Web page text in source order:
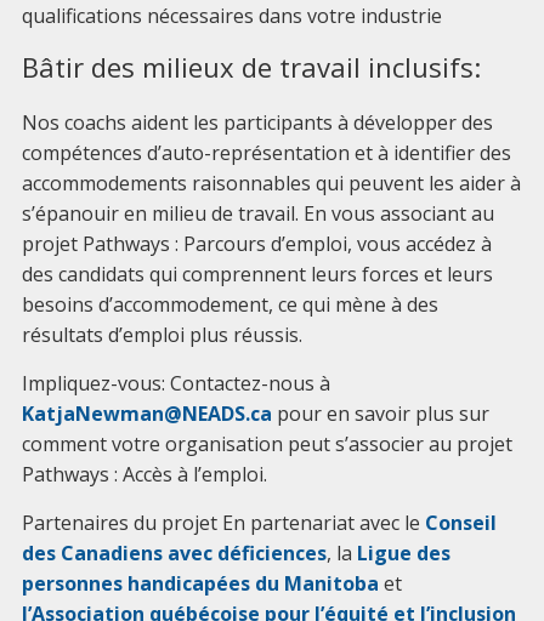
qualifications nécessaires dans votre industrie
Bâtir des milieux de travail inclusifs:
Nos coachs aident les participants à développer des
compétences d’auto-représentation et à identifier des
accommodements raisonnables qui peuvent les aider à
s’épanouir en milieu de travail. En vous associant au
projet Pathways : Parcours d’emploi, vous accédez à
des candidats qui comprennent leurs forces et leurs
besoins d’accommodement, ce qui mène à des
résultats d’emploi plus réussis.
Impliquez-vous: Contactez-nous à
KatjaNewman@NEADS.ca pour en savoir plus sur
comment votre organisation peut s’associer au projet
Pathways : Accès à l’emploi.
Partenaires du projet En partenariat avec le Conseil
des Canadiens avec déficiences, la Ligue des
personnes handicapées du Manitoba et
l’Association québécoise pour l’équité et l’inclusion